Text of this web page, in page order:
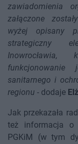
zawiadomienia
załączone
wyżej opisany
strategiczny
funkcjonowanie
sanitarnego i
regionu - dodaje
Jak przekazała
też informacja o
PGKiM (w tym